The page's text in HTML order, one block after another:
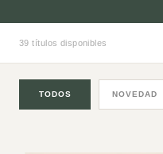
39 títulos disponibles
TODOS NOVEDAD